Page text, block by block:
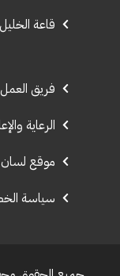
قاعة
فريق العمل
الرعاية
موقع
سياسة